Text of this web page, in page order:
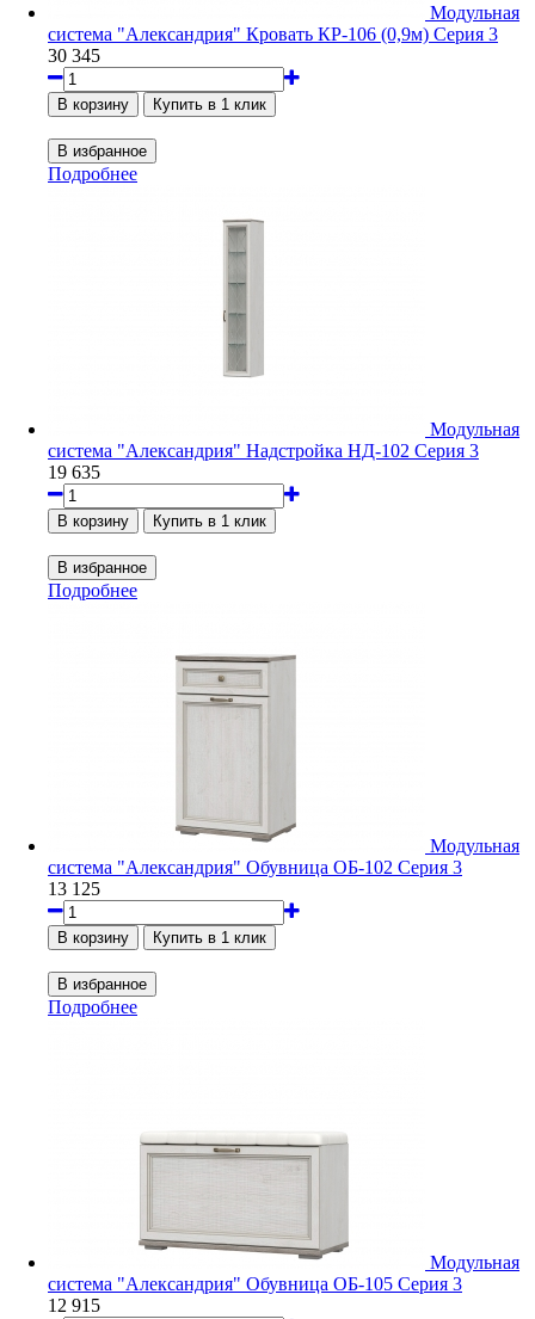
Модульная
система "Александрия" Кровать КР-106 (0,9м) Серия 3
30 345
Подробнее
Модульная
система "Александрия" Надстройка НД-102 Серия 3
19 635
Подробнее
Модульная
система "Александрия" Обувница ОБ-102 Серия 3
13 125
Подробнее
Модульная
система "Александрия" Обувница ОБ-105 Серия 3
12 915